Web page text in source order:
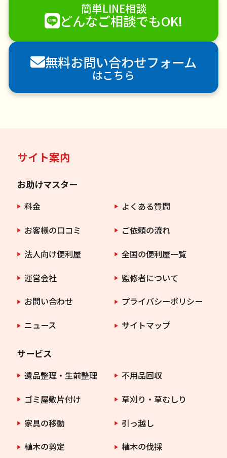
ハウスクリーニング
雪かき・雪下ろし
襖（ふすま）の張替え
空き家管理
各種代行
害獣駆除
防草シート施工
ナメクジ駆除
害虫駆除
簡単LINE相談
どんなご相談でもOK!
無料お問い合わせフォーム
はこちら
サイト案内
お助けマスター
料金
よくある質問
お客様の口コミ
ご依頼の流れ
法人向け便利屋
全国の便利屋一覧
運営会社
監修者について
お問い合わせ
プライバシーポリシー
ニュース
サイトマップ
サービス
遺品整理・生前整理
不用品回収
ゴミ屋敷片付け
草刈り・草むしり
家具の移動
引っ越し
植木の剪定
植木の伐採